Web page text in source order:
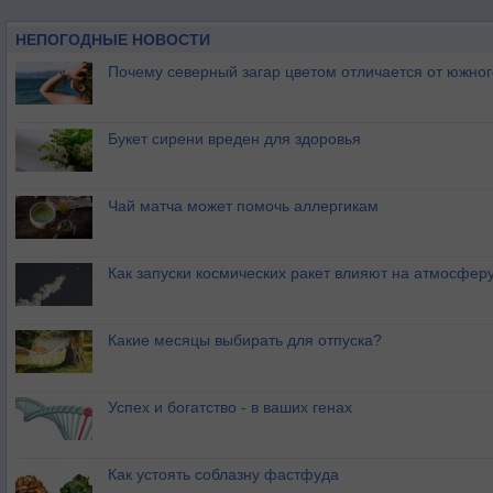
НЕПОГОДНЫЕ НОВОСТИ
Почему северный загар цветом отличается от
Букет сирени вреден для здоровья
Чай матча может помочь аллергикам
Как запуски космических ракет влияют на
Какие месяцы выбирать для отпуска?
Успех и богатство - в ваших генах
Как устоять соблазну фастфуда